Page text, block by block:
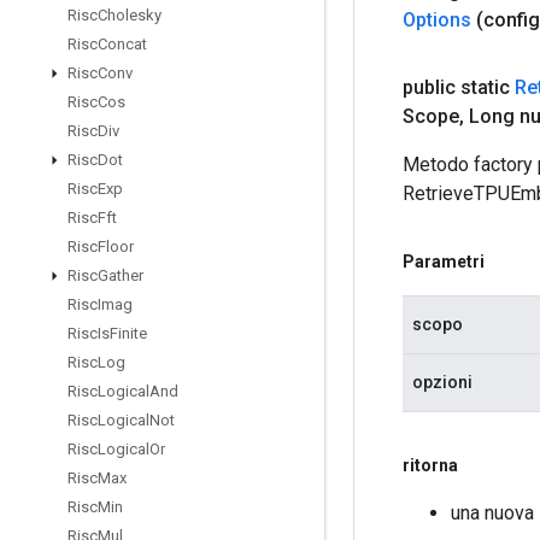
RiscCholesky
RiscConcat
RiscConv
RiscCos
RiscDiv
RiscDot
RiscExp
RiscFft
RiscFloor
RiscGather
RiscImag
RiscIsFinite
RiscLog
RiscLogical And
RiscLogical Not
RiscLogical Or
RiscMax
RiscMin
RiscMul
Options
public static
Scope, Long
Metodo factory
Parametri
scopo
opzioni
ritorna
una